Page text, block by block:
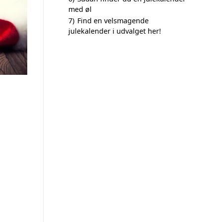
med øl
7) Find en velsmagende
julekalender i udvalget her!